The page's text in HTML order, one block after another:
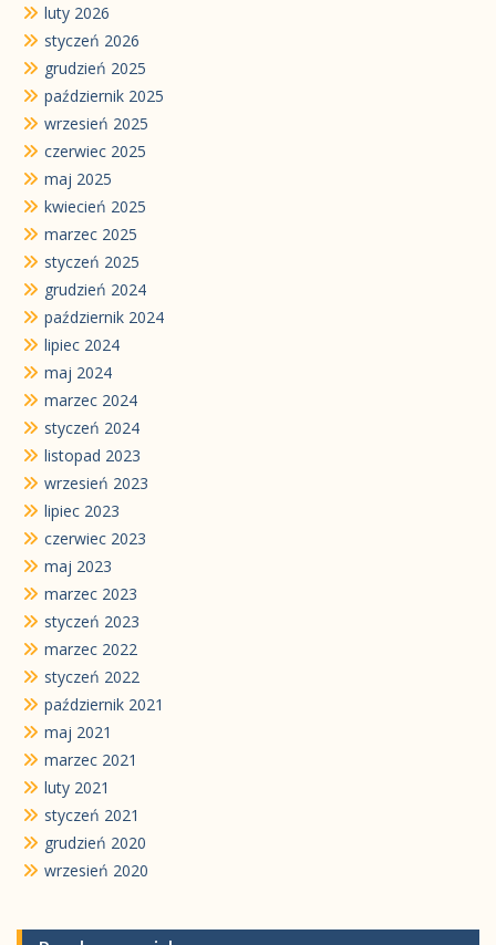
luty 2026
styczeń 2026
grudzień 2025
październik 2025
wrzesień 2025
czerwiec 2025
maj 2025
kwiecień 2025
marzec 2025
styczeń 2025
grudzień 2024
październik 2024
lipiec 2024
maj 2024
marzec 2024
styczeń 2024
listopad 2023
wrzesień 2023
lipiec 2023
czerwiec 2023
maj 2023
marzec 2023
styczeń 2023
marzec 2022
styczeń 2022
październik 2021
maj 2021
marzec 2021
luty 2021
styczeń 2021
grudzień 2020
wrzesień 2020